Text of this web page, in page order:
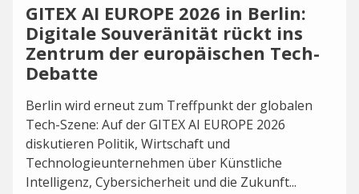
GITEX AI EUROPE 2026 in Berlin:
Digitale Souveränität rückt ins
Zentrum der europäischen Tech-
Debatte
Berlin wird erneut zum Treffpunkt der globalen
Tech-Szene: Auf der GITEX AI EUROPE 2026
diskutieren Politik, Wirtschaft und
Technologieunternehmen über Künstliche
Intelligenz, Cybersicherheit und die Zukunft...